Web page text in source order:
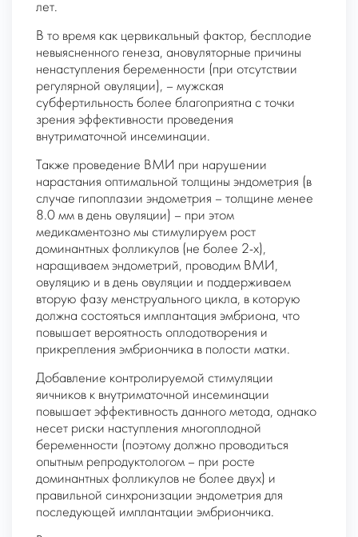
лет.
В то время как цервикальный фактор, бесплодие
невыясненного генеза, ановуляторные причины
ненаступления беременности (при отсутствии
регулярной овуляции), – мужская
субфертильность более благоприятна с точки
зрения эффективности проведения
внутриматочной инсеминации.
Также проведение ВМИ при нарушении
нарастания оптимальной толщины эндометрия (в
случае гипоплазии эндометрия – толщине менее
8.0 мм в день овуляции) – при этом
медикаментозно мы стимулируем рост
доминантных фолликулов (не более 2-х),
наращиваем эндометрий, проводим ВМИ,
овуляцию и в день овуляции и поддерживаем
вторую фазу менструального цикла, в которую
должна состояться имплантация эмбриона, что
повышает вероятность оплодотворения и
прикрепления эмбриончика в полости матки.
Добавление контролируемой стимуляции
яичников к внутриматочной инсеминации
повышает эффективность данного метода, однако
несет риски наступления многоплодной
беременности (поэтому должно проводиться
опытным репродуктологом – при росте
доминантных фолликулов не более двух) и
правильной синхронизации эндометрия для
последующей имплантации эмбриончика.